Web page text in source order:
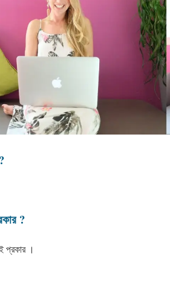
?
প্রকার ।